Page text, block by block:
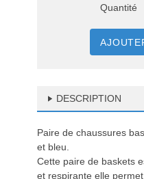
Quantité
DESCRIPTION
Paire de chaussures
et bleu.
Cette paire de baskets
et respirante elle